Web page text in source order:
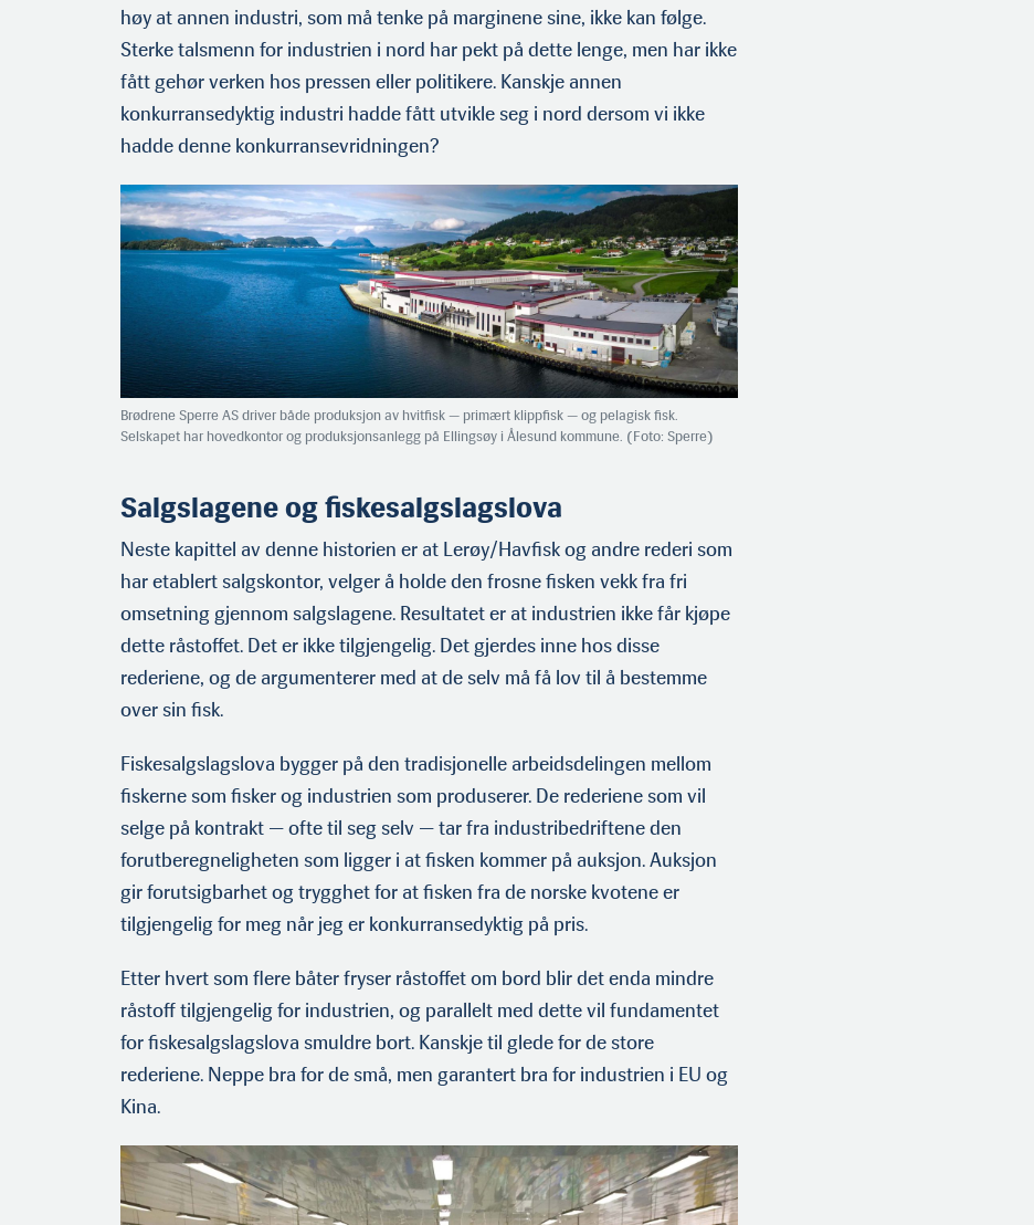
høy at annen industri, som må tenke på marginene sine, ikke kan følge.
Sterke talsmenn for industrien i nord har pekt på dette lenge, men har ikke
fått gehør verken hos pressen eller politikere. Kanskje annen
konkurransedyktig industri hadde fått utvikle seg i nord dersom vi ikke
hadde denne konkurransevridningen?
Brødrene Sperre AS driver både produksjon av hvitfisk — primært klippfisk — og pelagisk fisk.
Selskapet har hovedkontor og pro­duksjonsanlegg på Ellingsøy i Ålesund kommune. (Foto: Sperre)
Salgslagene og fiskesalgslagslova
Neste kapittel av denne historien er at Lerøy/Havfisk og andre rederi som
har etablert salgskontor, velger å holde den frosne fisken vekk fra fri
omsetning gjennom salgslagene. Resultatet er at industrien ikke får kjøpe
dette råstoffet. Det er ikke tilgjengelig. Det gjerdes inne hos disse
rederiene, og de argumenterer med at de selv må få lov til å bestemme
over sin fisk.
Fiskesalgslagslova bygger på den tradisjonelle arbeidsdelingen mellom
fiskerne som fisker og industrien som produserer. De rederiene som vil
selge på kontrakt — ofte til seg selv — tar fra industribedriftene den
forutberegneligheten som ligger i at fisken kommer på auksjon. Auksjon
gir forutsigbarhet og trygghet for at fisken fra de norske kvotene er
tilgjengelig for meg når jeg er konkurransedyktig på pris.
Etter hvert som flere båter fryser råstoffet om bord blir det enda mindre
råstoff tilgjengelig for industrien, og parallelt med dette vil fundamentet
for fiskesalgslagslova smuldre bort. Kanskje til glede for de store
rederiene. Neppe bra for de små, men garantert bra for industrien i EU og
Kina.